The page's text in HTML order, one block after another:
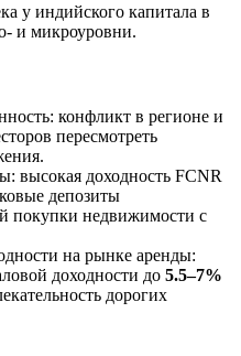
у индийского капитала в
и микроуровни.
конфликт в регионе и
пересмотреть
высокая доходность FCNR
депозиты
покупки недвижимости с
на рынке аренды:
доходности до 5.5–7%
дорогих